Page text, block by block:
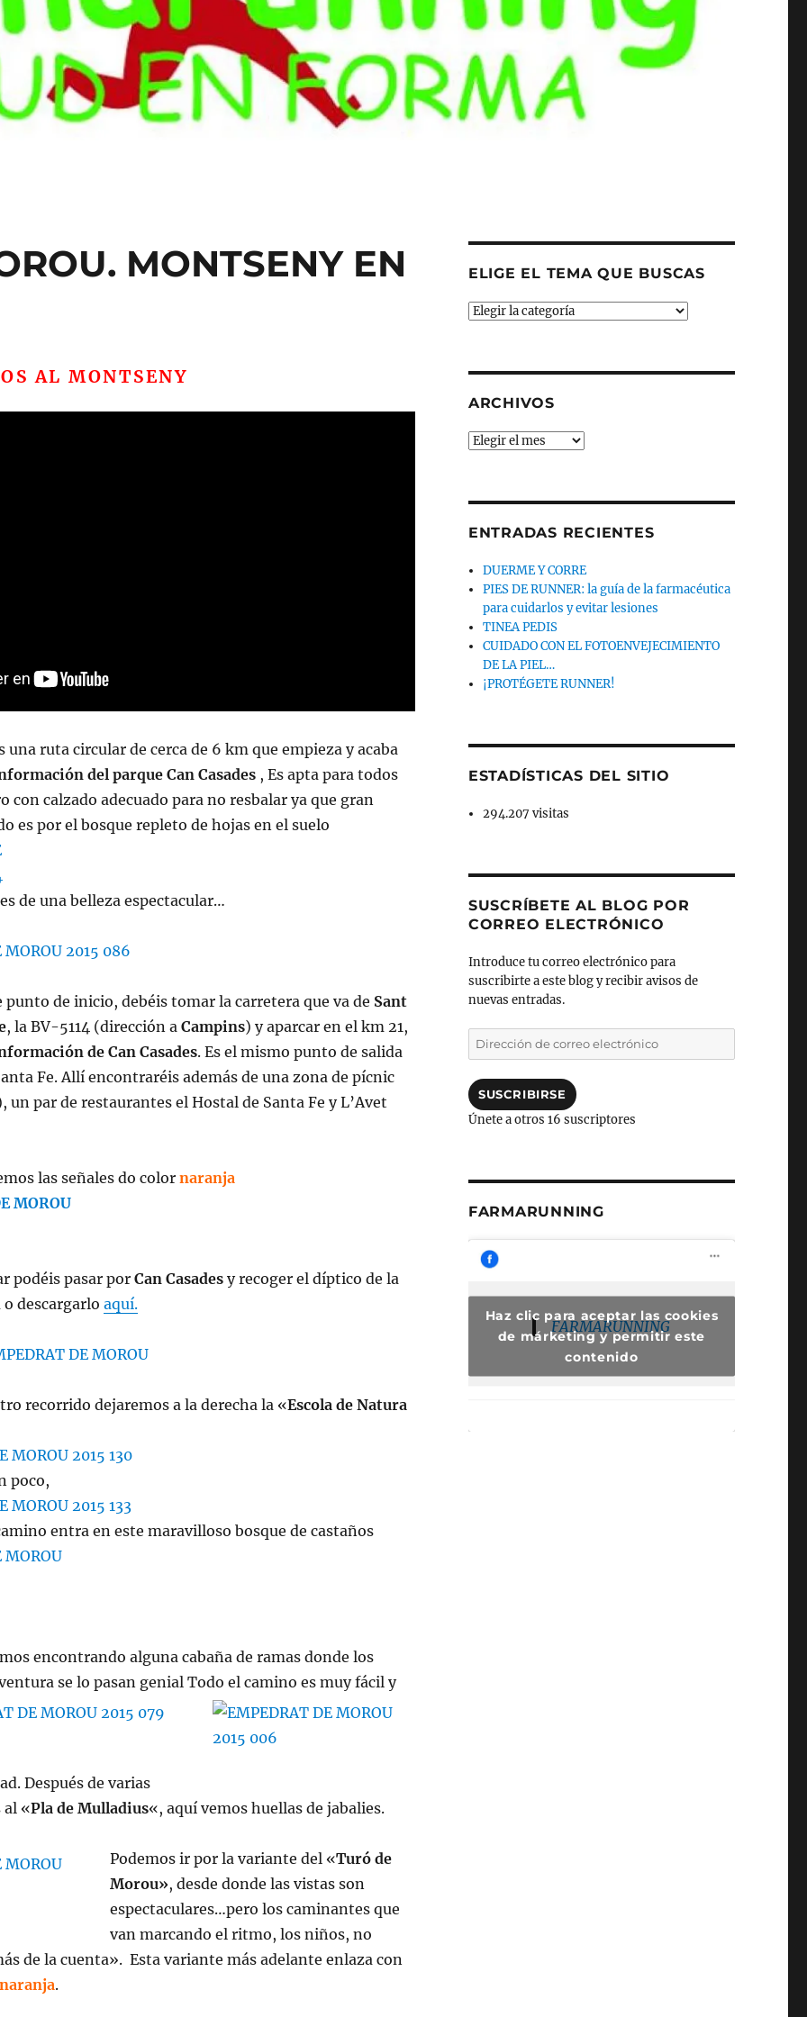
MONTSENY EN
AL MONTSENY
una ruta circular de cerca de 6 km que empieza y acaba
del parque Can Casades, Es apta para todos
con calzado adecuado para no resbalar ya que gran
es por el bosque repleto de hojas en el suelo
de una belleza espectacular…
punto de inicio, debéis tomar la carretera que va de Sant
, la BV-5114 (dirección aCampins) y aparcar en el km 21,
de Can Casades. Es el mismo punto de salida
Fe. Allí encontraréis además de una zona de pícnic
un par de restaurantes el Hostal de Santa Fe y L’Avet
las señales do colornaranja
podéis pasar por Can Casadesy recoger el díptico de la
descargarlo aquí.
recorrido dejaremos a la derecha la «Escola de Natura
poco,
entra en este maravilloso bosque de castaños
encontrando alguna cabaña de ramas donde los
se lo pasan genialTodo el camino es muy fácil y
Después de varias
al «Pla de Mulladius«, aquí vemos huellas de jabalies.
Podemos ir por la variante del «Turó de
Morou», desde donde las vistas son
espectaculares…pero los caminantes que
van marcando el ritmo, los niños, no
de la cuenta». Esta variante más adelante enlaza con
naranja.
ELIGE EL TEMA QUE BUSCAS
ELIGE
ARCHIVOS
Archivos
ENTRADAS RECIENTES
DUERME Y CORRE
PIES DE RUNNER: la guía de la farmacéutica
para cuidarlos y evitar lesiones
TINEA PEDIS
CUIDADO CON EL FOTOENVEJECIMIENTO
DE LA PIEL…
¡PROTÉGETE RUNNER!
ESTADÍSTICAS DEL SITIO
294.207 visitas
SUSCRÍBETE AL BLOG POR
CORREO ELECTRÓNICO
Introduce tu correo electrónico para
suscribirte a este blog y recibir avisos de
nuevas entradas.
Dirección
de
electrónico
SUSCRIBIRSE
Únete a otros 16 suscriptores
FARMARUNNING
FARMARUNNING
Haz clic para aceptar las cookies
de márketing y permitir este
contenido